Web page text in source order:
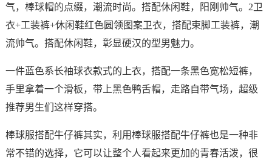
气，棒球帽的点缀，潮流时尚。搭配休闲鞋，阳刚帅气。2卫
衣+工装裤+休闲鞋红色圆领图案卫衣，搭配束脚工装裤，潮
流帅气。搭配休闲鞋，彰显硬汉的型男魅力。
一件蓝色系长袖球衣款式的上衣，搭配一条黑色宽松短裤，
手里拿着一个滑板，带上黑色鸭舌帽，走路自带气场，超级
推荐男生们这样穿搭。
棒球服搭配牛仔裤其实，利用棒球服搭配牛仔裤也是一种非
常不错的选择，它可以让整个人看起来更加的青春活泼，很